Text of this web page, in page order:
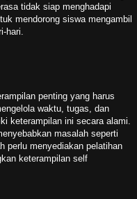
tidak siap menghadapi
mendorong siswa mengambil
hari.
penting yang harus
waktu, tugas, dan
keterampilan ini secara alami.
masalah seperti
perlu menyediakan pelatihan
keterampilan self